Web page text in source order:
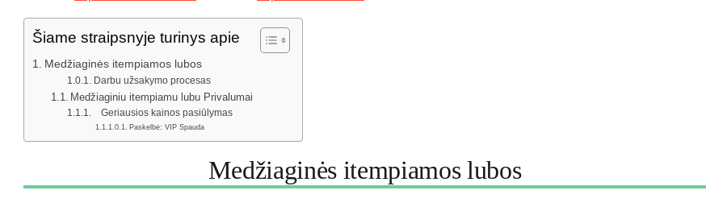
Šiame straipsnyje turinys apie
Medžiaginės itempiamos lubos
Darbu užsakymo procesas
Medžiaginiu itempiamu lubu Privalumai
Geriausios kainos pasiūlymas
Paskelbė: VIP Spauda
Medžiaginės itempiamos lubos